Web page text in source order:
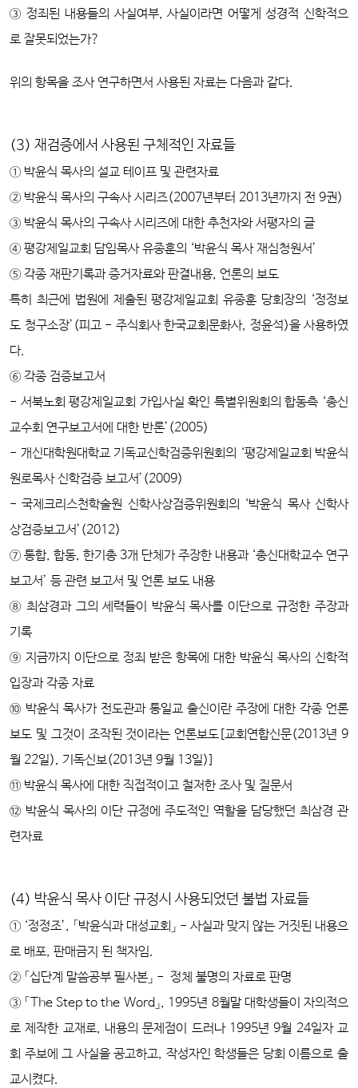
③ 정죄된 내용들의 사실여부, 사실이라면 어떻게 성경적 신학적으
로 잘못되었는가?
위의 항목을 조사 연구하면서 사용된 자료는 다음과 같다.
(3) 재검증에서 사용된 구체적인 자료들
① 박윤식 목사의 설교 테이프 및 관련자료
② 박윤식 목사의 구속사 시리즈(2007년부터 2013년까지 전 9권)
③ 박윤식 목사의 구속사 시리즈에 대한 추천자와 서평자의 글
④ 평강제일교회 담임목사 유종훈의 ‘박윤식 목사 재심청원서’
⑤ 각종 재판기록과 증거자료와 판결내용, 언론의 보도
특히 최근에 법원에 제출된 평강제일교회 유종훈 당회장의 ‘정정보
도 청구소장’(피고 - 주식회사 한국교회문화사, 정윤석)을 사용하였
다.
⑥ 각종 검증보고서
- 서북노회 평강제일교회 가입사실 확인 특별위원회의 합동측 ‘총신
교수회 연구보고서에 대한 반론’(2005)
- 개신대학원대학교 기독교신학검증위원회의 ‘평강제일교회 박윤식
원로목사 신학검증 보고서’(2009)
- 국제크리스천학술원 신학사상검증위원회의 ‘박윤식 목사 신학사
상검증보고서’(2012)
⑦ 통합, 합동, 한기총 3개 단체가 주장한 내용과 ‘총신대학교수 연구
보고서’ 등 관련 보고서 및 언론 보도 내용
⑧ 최삼경과 그의 세력들이 박윤식 목사를 이단으로 규정한 주장과
기록
⑨ 지금까지 이단으로 정죄 받은 항목에 대한 박윤식 목사의 신학적
입장과 각종 자료
⑩ 박윤식 목사가 전도관과 통일교 출신이란 주장에 대한 각종 언론
보도 및 그것이 조작된 것이라는 언론보도[교회연합신문(2013년 9
월 22일), 기독신보(2013년 9월 13일)]
⑪ 박윤식 목사에 대한 직접적이고 철저한 조사 및 질문서
⑫ 박윤식 목사의 이단 규정에 주도적인 역할을 담당했던 최삼경 관
련자료
(4) 박윤식 목사 이단 규정시 사용되었던 불법 자료들
① ‘정정조’, 「박윤식과 대성교회」 - 사실과 맞지 않는 거짓된 내용으
로 배포, 판매금지 된 책자임.
② 「십단계 말씀공부 필사본」 - 정체 불명의 자료로 판명
③ 「The Step to the Word」, 1995년 8월말 대학생들이 자의적으
로 제작한 교재로, 내용의 문제점이 드러나 1995년 9월 24일자 교
회 주보에 그 사실을 공고하고, 작성자인 학생들은 당회 이름으로 출
교시켰다.